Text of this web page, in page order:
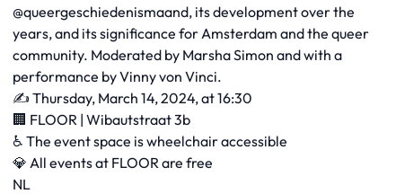
@queergeschiedenismaand, its development over the
years, and its significance for Amsterdam and the queer
community. Moderated by Marsha Simon and with a
performance by Vinny von Vinci.
✍️ Thursday, March 14, 2024, at 16:30
🏢 FLOOR | Wibautstraat 3b
♿️ The event space is wheelchair accessible
💎 All events at FLOOR are free
NL